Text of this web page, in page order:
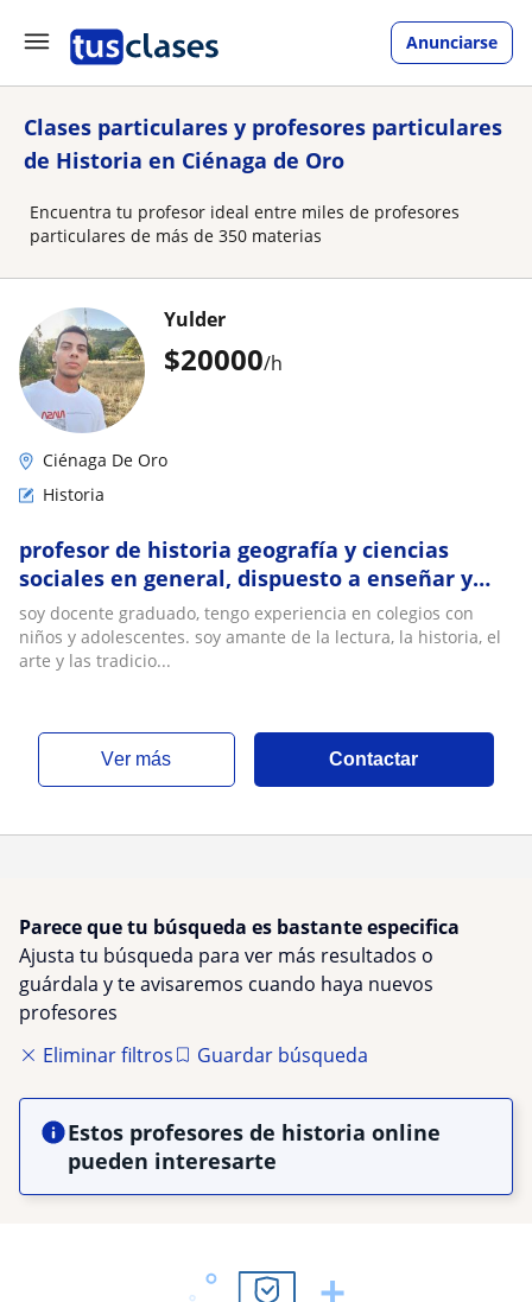
Anunciarse
Clases particulares y profesores particulares
de Historia en Ciénaga de Oro
Encuentra tu profesor ideal entre miles de profesores
particulares de más de 350 materias
$20000/h
Yulder
Ciénaga De Oro
Historia
profesor de historia geografía y ciencias
sociales en general, dispuesto a enseñar y
orientar a niños, adolescentes, jóvenes y
adultos que requieran capacitación en estas
arreas o que simplemente quieren aprender
soy docente graduado, tengo experiencia en colegios con
niños y adolescentes. soy amante de la lectura, la historia, el
arte y las tradicio...
ver más Contactar
Parece que tu búsqueda es bastante especifica
Ajusta tu búsqueda para ver más resultados o
guárdala y te avisaremos cuando haya nuevos
profesores
Eliminar filtros
Guardar búsqueda
Estos profesores de historia online
pueden interesarte